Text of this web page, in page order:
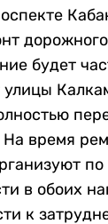
будет
улицы
На время
в обоих
к